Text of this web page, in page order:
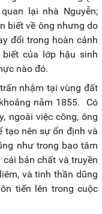
lại nhà Nguyễn;
biết về ông nhưng do
đổi trong hoàn cảnh
của lớp hậu sinh
nào đó.
nhậm tại vùng đất
năm 1855. Có
ngoài việc công, ông
tạo nên sự ổn định và
như trong bao tâm
bản chất và truyền
và tinh thần dũng
tiến lên trong cuộc